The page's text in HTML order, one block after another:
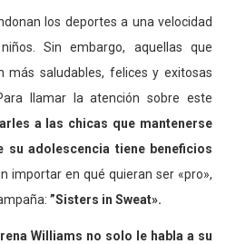
los deportes a una velocidad
Sin embargo, aquellas que
más saludables, felices y exitosas
llamar la atención sobre este
a las chicas que mantenerse
adolescencia tiene beneficios
importar en qué quieran ser «pro»,
”Sisters in Sweat».
Williams no solo le habla a su